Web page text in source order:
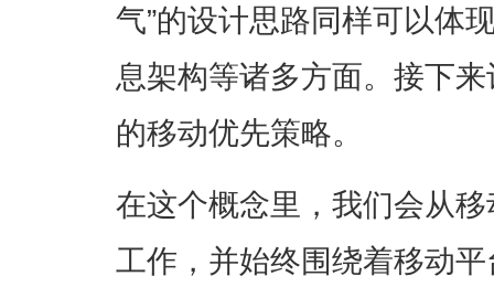
气”的设计思路同样可以体
息架构等诸多方面。接下
的移动优先策略。
在这个概念里，我们会从
工作，并始终围绕着移动